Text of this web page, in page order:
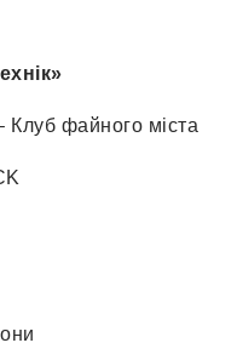
файного міста